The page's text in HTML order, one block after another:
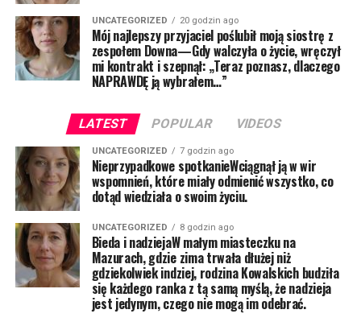
UNCATEGORIZED 20 godzin ago
Mój najlepszy przyjaciel poślubił moją siostrę z
zespołem Downa—Gdy walczyła o życie, wręczył
mi kontrakt i szepnął: „Teraz poznasz, dlaczego
NAPRAWDĘ ją wybrałem…”
LATEST POPULAR VIDEOS
UNCATEGORIZED 7 godzin ago
Nieprzypadkowe spotkanieWciągnął ją w wir
wspomnień, które miały odmienić wszystko, co
dotąd wiedziała o swoim życiu.
UNCATEGORIZED 8 godzin ago
Bieda i nadziejaW małym miasteczku na
Mazurach, gdzie zima trwała dłużej niż
gdziekolwiek indziej, rodzina Kowalskich budziła
się każdego ranka z tą samą myślą, że nadzieja
jest jedynym, czego nie mogą im odebrać.